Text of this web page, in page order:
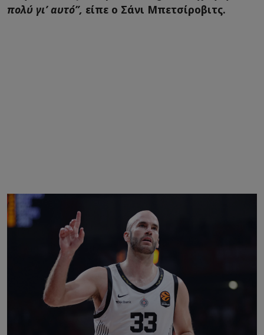
πολύ γι’ αυτό”, είπε ο Σάνι Μπετσίροβιτς.